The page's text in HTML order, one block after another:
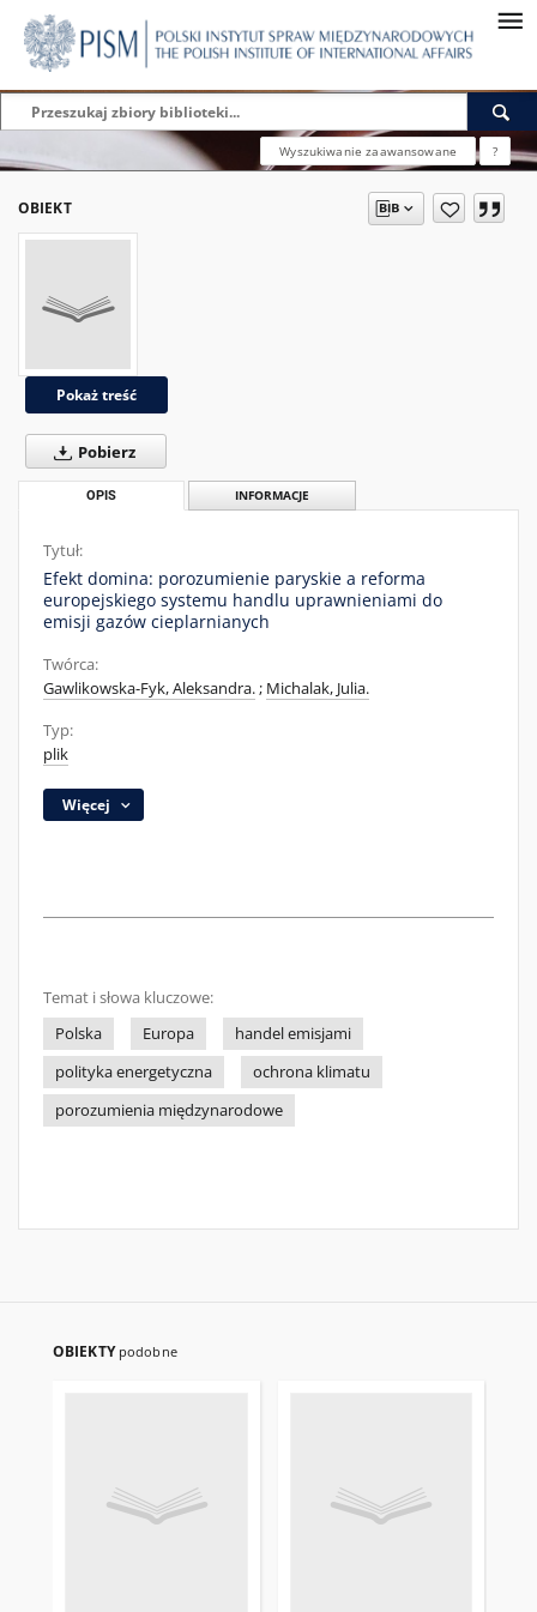
Wyszukiwanie zaawansowane ?
OBIEKT
Pokaż treść
Pobierz
OPIS INFORMACJE
Tytuł:
Efekt domina: porozumienie paryskie a reforma
europejskiego systemu handlu uprawnieniami do
emisji gazów cieplarnianych
Twórca:
Gawlikowska-Fyk, Aleksandra.; Michalak, Julia.
Typ:
plik
Więcej
Temat i słowa kluczowe:
Polska
Europa
handel emisjami
polityka energetyczna
ochrona klimatu
porozumienia międzynarodowe
OBIEKTY podobne